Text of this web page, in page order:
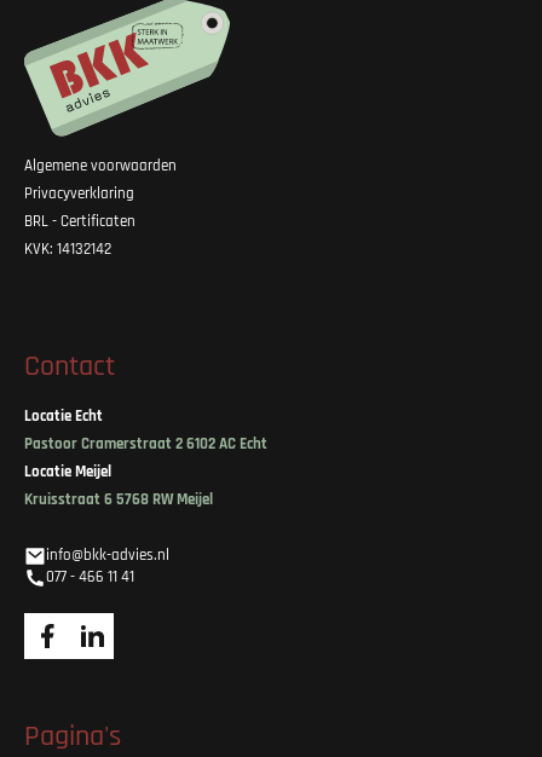
Algemene voorwaarden
Privacyverklaring
BRL - Certificaten
KVK: 14132142
Contact
Locatie Echt
Pastoor Cramerstraat 2 6102 AC Echt
Locatie Meijel
Kruisstraat 6 5768 RW Meijel
info@bkk-advies.nl
077 - 466 11 41
Pagina's